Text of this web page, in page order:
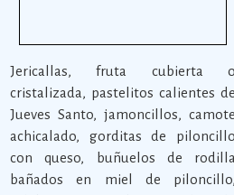
Jericallas, fruta cubierta o
cristalizada, pastelitos calientes de
Jueves Santo, jamoncillos, camote
achicalado, gorditas de piloncillo
con queso, buñuelos de rodilla
bañados en miel de piloncillo,